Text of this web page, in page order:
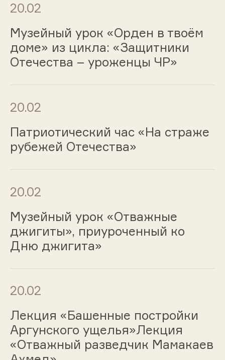
20.02
Музейный урок «Орден в твоём
доме» из цикла: «Защитники
Отечества – уроженцы ЧР»
20.02
Патриотический час «На страже
рубежей Отечества»
20.02
Музейный урок «Отважные
джигиты», приуроченный ко
Дню джигита»
20.02
Лекция «Башенные постройки
Аргунского ущелья»Лекция
«Отважный разведчик Мамакаев